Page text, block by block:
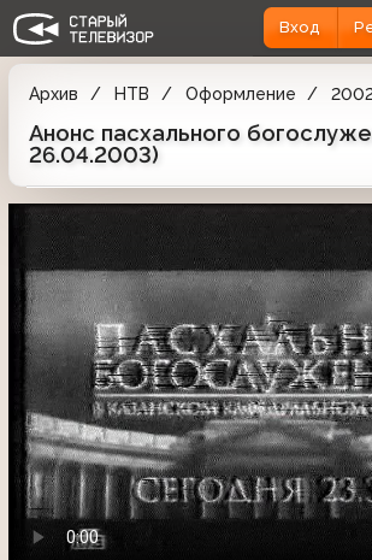
Вход
Архив НТВ Оформление
Анонс пасхального
26.04.2003)